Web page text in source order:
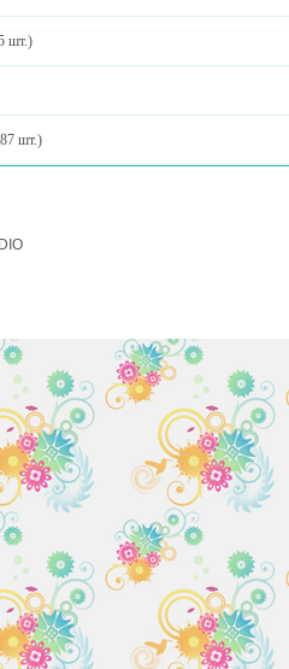
шт.)
шт.)